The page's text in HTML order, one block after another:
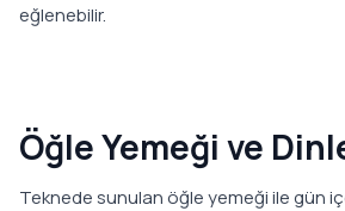
eğlenebilir.
Öğle Yemeği ve
Teknede sunulan öğle yemeği ile gün